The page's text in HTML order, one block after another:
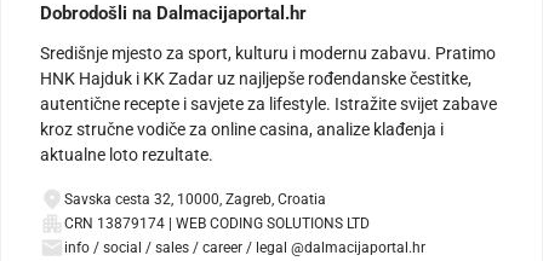
Dobrodošli na Dalmacijaportal.hr
Središnje mjesto za sport, kulturu i modernu zabavu. Pratimo
HNK Hajduk i KK Zadar uz najljepše rođendanske čestitke,
autentične recepte i savjete za lifestyle. Istražite svijet zabave
kroz stručne vodiče za online casina, analize klađenja i
aktualne loto rezultate.
Savska cesta 32, 10000, Zagreb, Croatia
CRN 13879174 | WEB CODING SOLUTIONS LTD
info / social / sales / career / legal @dalmacijaportal.hr